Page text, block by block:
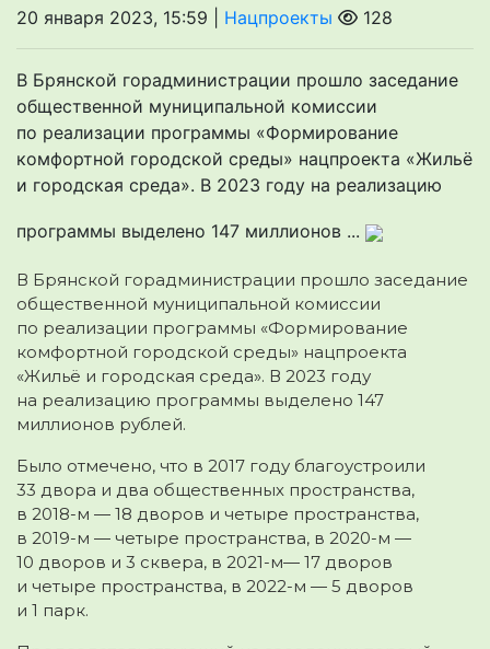
20 января 2023, 15:59 | Нацпроекты 128
В Брянской горадминистрации прошло заседание
общественной муниципальной комиссии
по реализации программы «Формирование
комфортной городской среды» нацпроекта «Жильё
и городская среда». В 2023 году на реализацию
программы выделено 147 миллионов ...
В Брянской горадминистрации прошло заседание
общественной муниципальной комиссии
по реализации программы «Формирование
комфортной городской среды» нацпроекта
«Жильё и городская среда». В 2023 году
на реализацию программы выделено 147
миллионов рублей.
Было отмечено, что в 2017 году благоустроили
33 двора и два общественных пространства,
в 2018-м — 18 дворов и четыре пространства,
в 2019-м — четыре пространства, в 2020-м —
10 дворов и 3 сквера, в 2021-м— 17 дворов
и четыре пространства, в 2022-м — 5 дворов
и 1 парк.